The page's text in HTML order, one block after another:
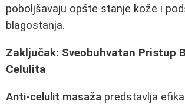
poboljšavaju opšte stanje kože i
blagostanja.
Zaključak: Sveobuhvatan Pristup
Celulita
Anti-celulit masaža predstavlja